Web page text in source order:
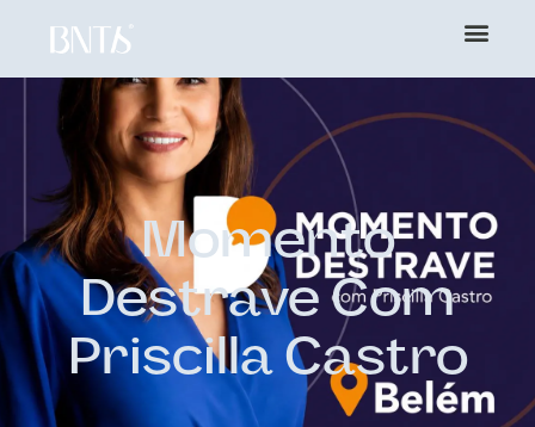
Momento
Destrave Com
Priscilla Castro